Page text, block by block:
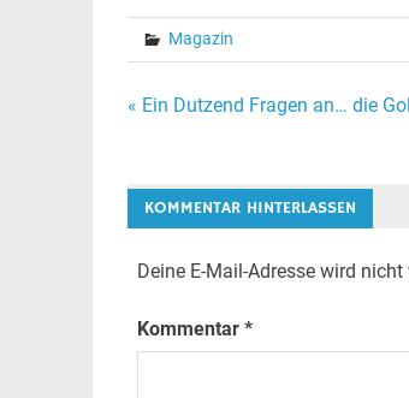
Magazin
Beitragsnavigation
« Ein Dutzend Fragen an… die
KOMMENTAR HINTERLASSEN
Deine E-Mail-Adresse wird
Kommentar *